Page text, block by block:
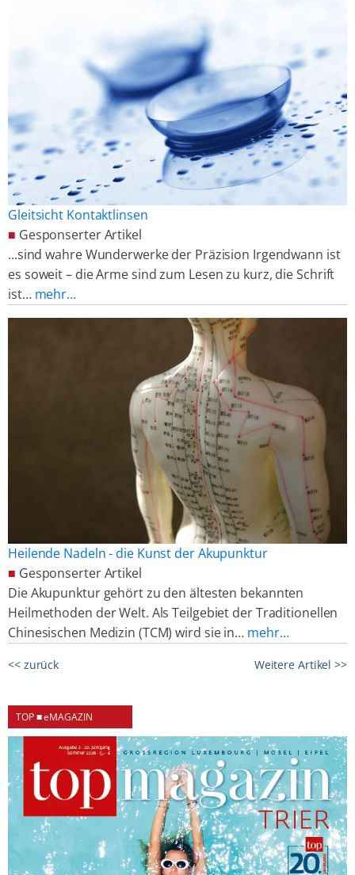
Gleitsicht Kontaktlinsen
■ Gesponserter Artikel
...sind wahre Wunderwerke der Präzision Irgendwann ist
es soweit – die Arme sind zum Lesen zu kurz, die Schrift
ist… mehr…
Heilende Nadeln - die Kunst der Akupunktur
■ Gesponserter Artikel
Die Akupunktur gehört zu den ältesten bekannten
Heilmethoden der Welt. Als Teilgebiet der Traditionellen
Chinesischen Medizin (TCM) wird sie in… mehr…
<< zurück Weitere Artikel >>
TOP ■ eMAGAZIN